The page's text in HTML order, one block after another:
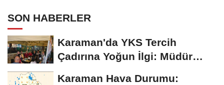
SON HABERLER
Karaman'da YKS Tercih
Çadırına Yoğun İlgi: Müdür
Karaman Hava Durumu: